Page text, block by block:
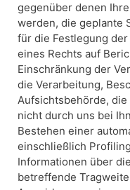
gegenüber denen
werden, die geplante
für die Festlegung
eines Rechts auf
Einschränkung der
die Verarbeitung,
Aufsichtsbehörde,
nicht durch uns bei
Bestehen einer
einschließlich
Informationen über
betreffende